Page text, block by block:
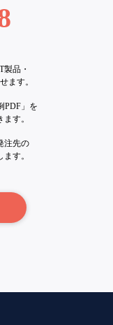
品・
ます。
PDF」を
す。
注先の
す。